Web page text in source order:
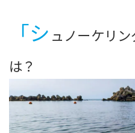
「シ ュノーケリ
は？